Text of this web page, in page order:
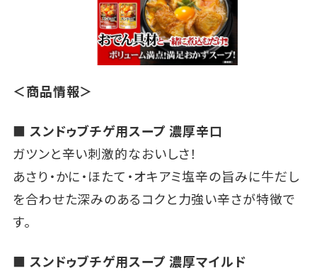
＜商品情報＞
■ スンドゥブチゲ用スープ 濃厚辛口
ガツンと辛い刺激的なおいしさ！
あさり・かに・ほたて・オキアミ塩辛の旨みに牛だし
を合わせた深みのあるコクと力強い辛さが特徴で
す。
■ スンドゥブチゲ用スープ 濃厚マイルド